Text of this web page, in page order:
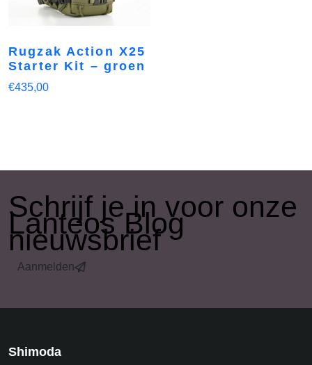
Rugzak Action X25
Starter Kit – groen
€435,00
​Schrijf je in voor onze
Lanteos Blog
nieuwsbrief
Aanmelden
Shimoda